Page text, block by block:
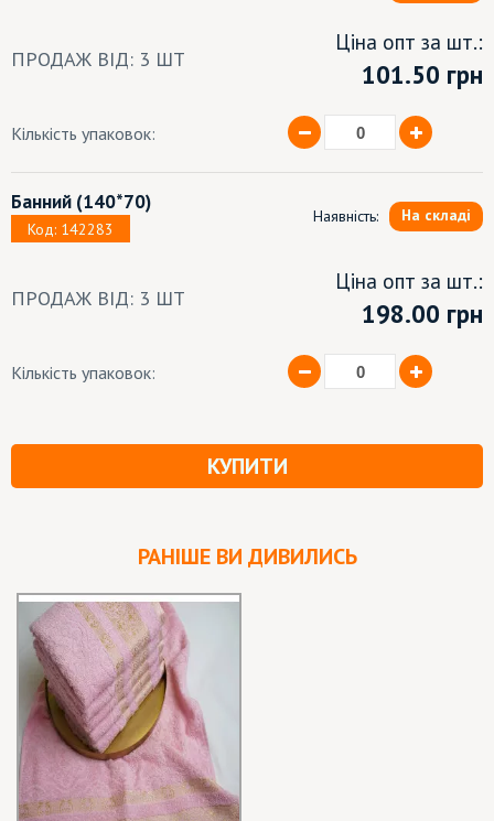
ПРОДАЖ ВІД: 3 ШТ
Ціна опт за шт.:
101.50 грн
Кількість упаковок:
Банний (140*70)
Код: 142283
Наявність: На складі
ПРОДАЖ ВІД: 3 ШТ
Ціна опт за шт.:
198.00 грн
Кількість упаковок:
КУПИТИ
РАНІШЕ ВИ ДИВИЛИСЬ